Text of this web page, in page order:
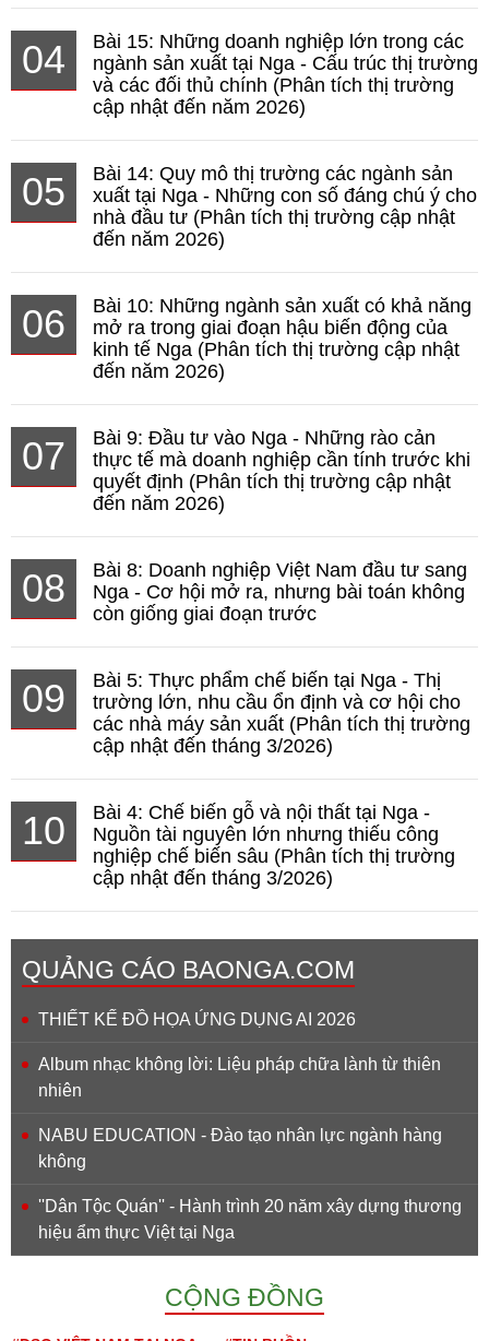
04
Bài 15: Những doanh nghiệp lớn trong các
ngành sản xuất tại Nga - Cấu trúc thị trường
và các đối thủ chính (Phân tích thị trường
cập nhật đến năm 2026)
05
Bài 14: Quy mô thị trường các ngành sản
xuất tại Nga - Những con số đáng chú ý cho
nhà đầu tư (Phân tích thị trường cập nhật
đến năm 2026)
06
Bài 10: Những ngành sản xuất có khả năng
mở ra trong giai đoạn hậu biến động của
kinh tế Nga (Phân tích thị trường cập nhật
đến năm 2026)
07
Bài 9: Đầu tư vào Nga - Những rào cản
thực tế mà doanh nghiệp cần tính trước khi
quyết định (Phân tích thị trường cập nhật
đến năm 2026)
08
Bài 8: Doanh nghiệp Việt Nam đầu tư sang
Nga - Cơ hội mở ra, nhưng bài toán không
còn giống giai đoạn trước
09
Bài 5: Thực phẩm chế biến tại Nga - Thị
trường lớn, nhu cầu ổn định và cơ hội cho
các nhà máy sản xuất (Phân tích thị trường
cập nhật đến tháng 3/2026)
10
Bài 4: Chế biến gỗ và nội thất tại Nga -
Nguồn tài nguyên lớn nhưng thiếu công
nghiệp chế biến sâu (Phân tích thị trường
cập nhật đến tháng 3/2026)
QUẢNG CÁO BAONGA.COM
THIẾT KẾ ĐỒ HỌA ỨNG DỤNG AI 2026
Album nhạc không lời: Liệu pháp chữa lành từ thiên
nhiên
NABU EDUCATION - Đào tạo nhân lực ngành hàng
không
''Dân Tộc Quán'' - Hành trình 20 năm xây dựng thương
hiệu ẩm thực Việt tại Nga
CỘNG ĐỒNG